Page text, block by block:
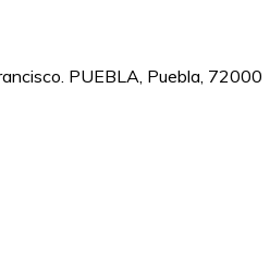
PUEBLA, Puebla, 72000